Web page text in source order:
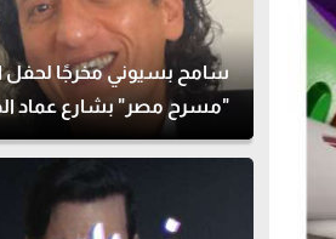
سامح بسيوني مخرجًا لحفل
"مسرح مصر" بشارع عماد